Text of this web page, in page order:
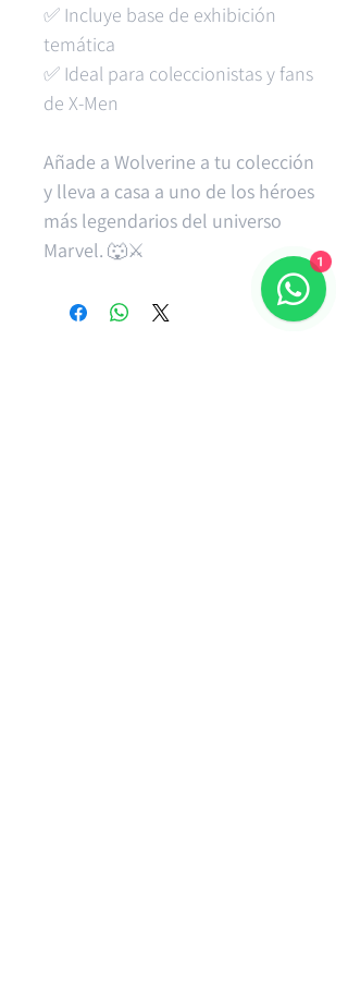
✅ Incluye base de exhibición
temática
✅ Ideal para coleccionistas y fans
de X-Men
Añade a Wolverine a tu colección
y lleva a casa a uno de los héroes
más legendarios del universo
Marvel. 🐺⚔️ 1